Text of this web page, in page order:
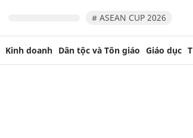
# ASEAN CUP 2026
Kinh doanh Dân tộc và Tôn giáo Giáo dục